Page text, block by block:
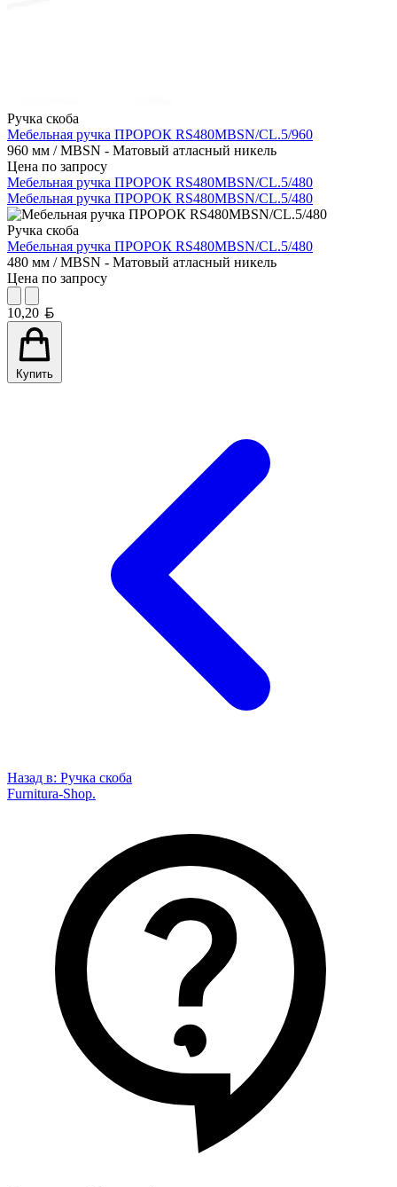
Ручка скоба
Мебельная ручка ПРОРОК RS480MBSN/CL.5/960
960 мм / MBSN - Матовый атласный никель
Цена по запросу
Мебельная ручка ПРОРОК RS480MBSN/CL.5/480
Мебельная ручка ПРОРОК RS480MBSN/CL.5/480
Ручка скоба
Мебельная ручка ПРОРОК RS480MBSN/CL.5/480
480 мм / MBSN - Матовый атласный никель
Цена по запросу
10,20
Купить
Назад в: Ручка скоба
Furnitura-Shop.